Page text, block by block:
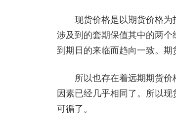
现货价格是以期货价格为
涉及到的套期保值其中的两
到期日的来临而趋向一致。期
所以也存在着远期期货价
因素已经几乎相同了。所以
可循了。